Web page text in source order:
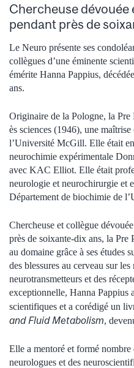
Chercheuse
pendant près de
Le Neuro présente ses
collègues d’une éminente
émérite Hanna Pappius,
ans.
Originaire de la Pologne, la Pre
ès sciences (1946), une
l’Université McGill. Elle était
neurochimie expérimentale
avec KAC Elliot. Elle était
neurologie et neurochirurgie et
Département de biochimie de
Chercheuse et collègue
près de soixante-dix ans, la Pre
au domaine grâce à ses études
des blessures au cerveau sur les
neurotransmetteurs et des
exceptionnelle, Hanna Pappius
scientifiques et a corédigé un
and Fluid Metabolism,
Elle a mentoré et formé nombre
neurologues et des